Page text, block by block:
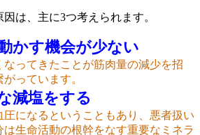
は、主に3つ考えられます。
かす機会が少ない
なってきたことが筋肉量の減少を招
っています。
減塩をする
になるということもあり、悪者扱い
は生命活動の根幹をなす重要なミネラ